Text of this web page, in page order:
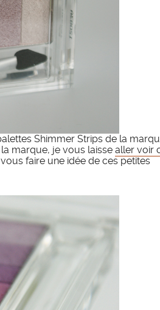
Shimmer Strips de la
marque, je vous laisse aller voir
faire une idée de ces petites